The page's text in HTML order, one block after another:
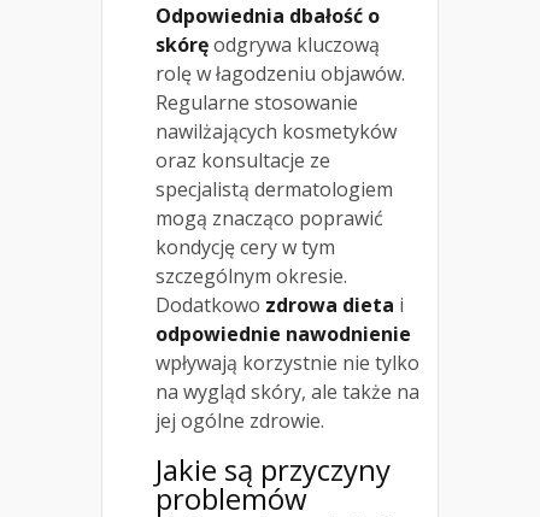
Odpowiednia dbałość o
skóręodgrywa kluczową
rolę w łagodzeniu objawów.
Regularne stosowanie
nawilżających kosmetyków
oraz konsultacje ze
specjalistą dermatologiem
mogą znacząco poprawić
kondycję cery w tym
szczególnym okresie.
Dodatkowo zdrowa dieta i
odpowiednie nawodnienie
wpływają korzystnie nie tylko
na wygląd skóry, ale także na
jej ogólne zdrowie.
Jakie są przyczyny
problemów